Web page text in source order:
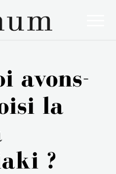
avons-
la
?